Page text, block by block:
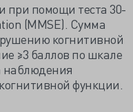
при помощи теста 30-
(MMSE). Сумма
когнитивной
≥3 баллов по шкале
наблюдения
функции.